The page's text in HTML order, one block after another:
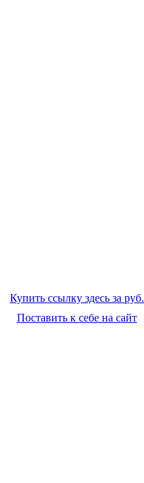
Купить ссылку здесь за руб.
Поставить к себе на сайт